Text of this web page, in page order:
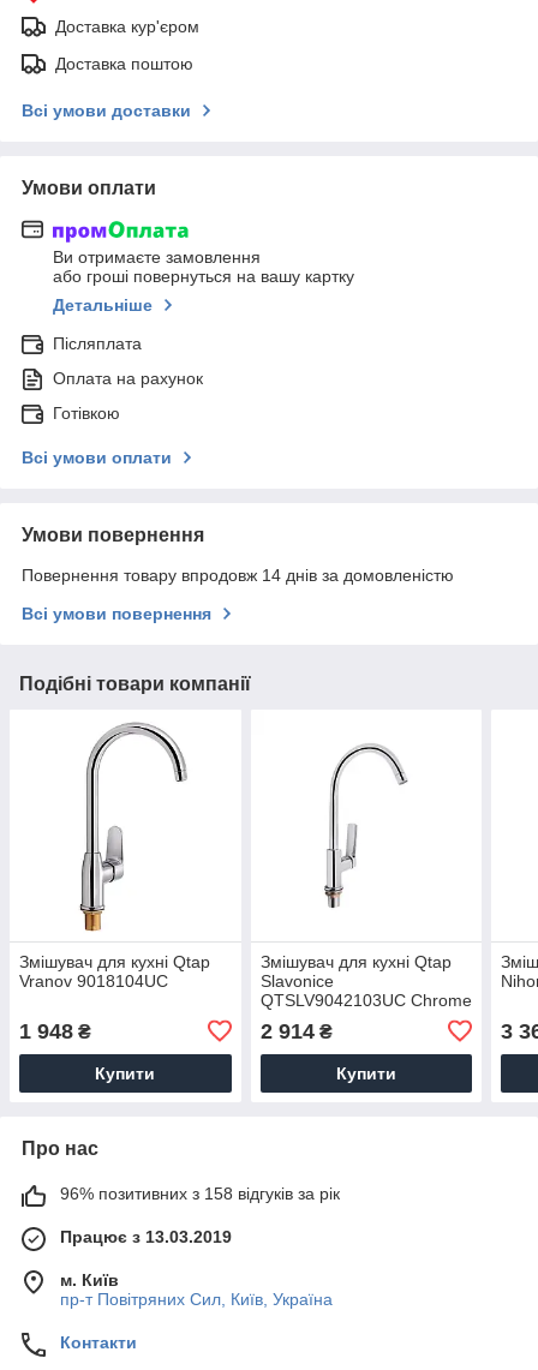
Доставка кур'єром
Доставка поштою
Всі умови доставки
Умови оплати
Ви отримаєте замовлення
або гроші повернуться на вашу картку
Детальніше
Післяплата
Оплата на рахунок
Готівкою
Всі умови оплати
Умови повернення
Повернення товару впродовж 14 днів за домовленістю
Всі умови повернення
Подібні товари компанії
Змішувач для кухні Qtap
Vranov 9018104UC
1 948 ₴
Купити
Змішувач для кухні Qtap
Slavonice
QTSLV9042103UC Chrome
2 914₴
Купити
3
Про нас
96% позитивних з 158 відгуків за рік
Працює з 13.03.2019
м. Київ
пр-т Повiтряних Сил, Київ, Україна
Контакти